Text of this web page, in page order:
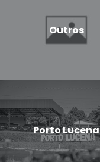
Outros
Porto Lucena